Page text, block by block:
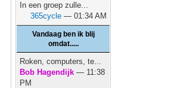
In een groep zulle...
365cycle — 01:34 AM
Vandaag ben ik blij
omdat.....
Roken, computers, te...
Bob Hagendijk — 11:38
PM